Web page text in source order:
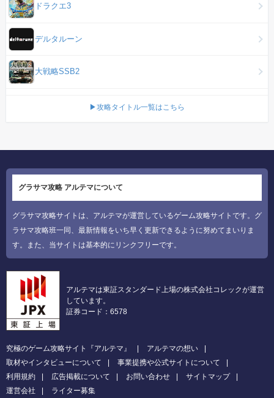
ドラクエ3
デルタルーン
大戦略SSB2
▶攻略タイトル一覧はこちら
グラサマ攻略 アルテマについて
グラサマ攻略サイトは、アルテマが運営しているゲーム攻略サイトです。グ
ラサマ攻略班一同、最新情報をいち早く更新できるように努めてまいりま
す。また、当サイトは基本的にリンクフリーです。
アルテマは東証スタンダード上場の株式会社コレックが運営
しています。
証券コード：6578
究極のゲーム攻略サイト『アルテマ』
アルテマの想い
取材やインタビューについて
事業提携や公式サイトについて
利用規約
広告掲載について お問い合わせ
サイトマップ
運営会社
ライター募集